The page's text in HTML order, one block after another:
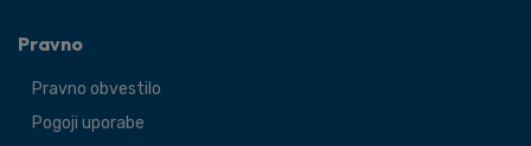
Pravno
Pravno obvestilo
Pogoji uporabe